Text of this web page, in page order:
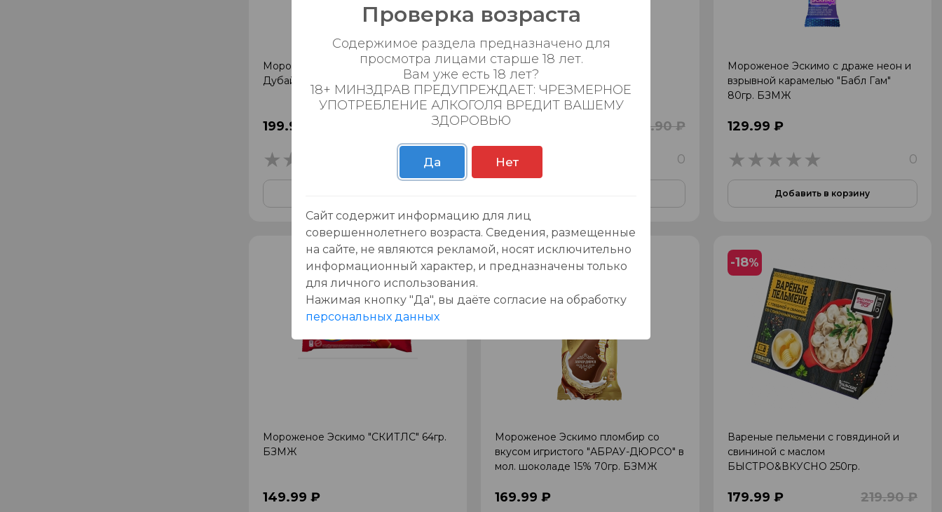
Мороженое Эскимо "КизК" пломбир
Дубайский 70гр. БЗМЖ
199.99 ₽
Чебурек жареный
БЫСТРО&ВКУСНО 90гр.
59.99 ₽ 69.90 ₽
0
Мороженое Эскимо с драже неон и
взрывной карамелью "Бабл Гам"
80гр. БЗМЖ
129.99 ₽
0
Добавить в корзину
Мороженое Эскимо "СКИТЛС" 64гр.
БЗМЖ
149.99 ₽
Мороженое Эскимо пломбир со
вкусом игристого "АБРАУ-ДЮРСО" в
мол. шоколаде 15% 70гр. БЗМЖ
169.99 ₽
-18%
Вареные пельмени с говядиной и
свининой с маслом
БЫСТРО&ВКУСНО 250гр.
179.99 ₽ 219.90 ₽
Проверка возраста
Содержимое раздела предназначено для
просмотра лицами старше 18 лет.
Вам уже есть 18 лет?
18+ МИНЗДРАВ ПРЕДУПРЕЖДАЕТ: ЧРЕЗМЕРНОЕ
УПОТРЕБЛЕНИЕ АЛКОГОЛЯ ВРЕДИТ ВАШЕМУ
ЗДОРОВЬЮ
Да Нет
Сайт содержит информацию для лиц
совершеннолетнего возраста. Сведения, размещенные
на сайте, не являются рекламой, носят исключительно
информационный характер, и предназначены только
для личного использования.
Нажимая кнопку "Да", вы даёте cогласие на обработку
персональных данных